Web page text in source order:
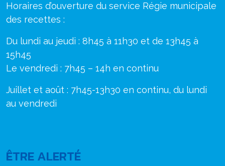
Horaires d’ouverture du service Régie municipale
des recettes :
Du lundi au jeudi : 8h45 à 11h30 et de 13h45 à
15h45
Le vendredi : 7h45 – 14h en continu
Juillet et août : 7h45-13h30 en continu, du lundi
au vendredi
ÊTRE ALERTÉ